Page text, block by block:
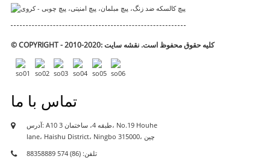
© COPYRIGHT - 2010-2020: کلیه حقوق محفوظ است. نقشه سایت
تماس با ما
آدرس: A10 طبقه 4، ساختمان 3، No.19 Houhe
lane، Haishu District، Ningbo 315000، چین
تلفن: (86) 574 88358889